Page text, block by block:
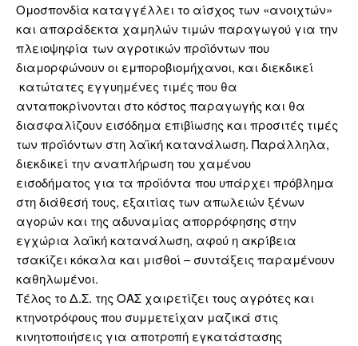
Ομοσπονδία καταγγέλλει το αίσχος των «ανοιχτών»
και απαράδεκτα χαμηλών τιμών παραγωγού για την
πλειοψηφία των αγροτικών προϊόντων που
διαμορφώνουν οι εμποροβιομήχανοι, και διεκδικεί
κατώτατες εγγυημένες τιμές που θα
ανταποκρίνονται στο κόστος παραγωγής και θα
διασφαλίζουν εισόδημα επιβίωσης και προσιτές τιμές
των προϊόντων στη λαϊκή κατανάλωση. Παράλληλα,
διεκδικεί την αναπλήρωση του χαμένου
εισοδήματος για τα προϊόντα που υπάρχει πρόβλημα
στη διάθεσή τους, εξαιτίας των απωλειών ξένων
αγορών και της αδυναμίας απορρόφησης στην
εγχώρια λαϊκή κατανάλωση, αφού η ακρίβεια
τσακίζει κόκαλα και μισθοί – συντάξεις παραμένουν
καθηλωμένοι.
Τέλος το Δ.Σ. της ΟΑΣ χαιρετίζει τους αγρότες και
κτηνοτρόφους που συμμετείχαν μαζικά στις
κινητοποιήσεις για αποτροπή εγκατάστασης